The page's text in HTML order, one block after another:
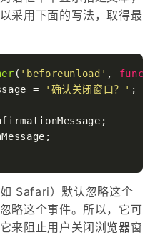
采用下面的写法，取得最
( 'beforeunload' ,
= '确认关闭窗口？' ;
Safari）默认忽略这个
略这个事件。所以，它可
来阻止用户关闭浏览器窗